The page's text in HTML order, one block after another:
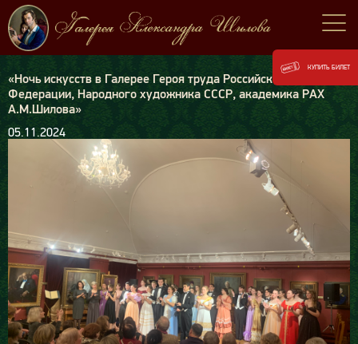
«Ночь искусств в Галерее Героя труда Российской
Федерации, Народного художника СССР, академика РАХ
А.М.Шилова»
05.11.2024
КУПИТЬ БИЛЕТ